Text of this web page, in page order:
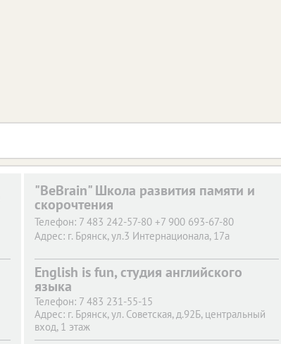
"BeBrain" Школа развития памяти и
скорочтения
Телефон: 7 483 242-57-80 +7 900 693-67-80
Адрес: г. Брянск, ул.3 Интернационала, 17а
English is fun, студия английского
языка
Телефон: 7 483 231-55-15
Адрес: г. Брянск, ул. Советская, д.92Б, центральный
вход, 1 этаж